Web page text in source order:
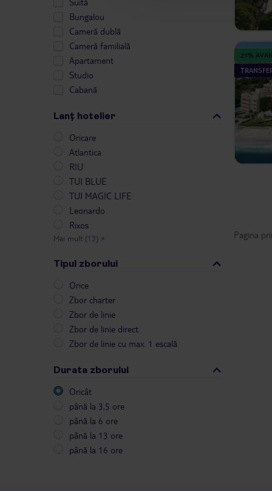
Bungalou
Cameră dublă
Cameră familială
Apartament
Studio
Cabană
Lanț hotelier
Oricare
Atlantica
RIU
TUI BLUE
TUI MAGIC LIFE
Leonardo
Rixos
Mai mult (13) »
Tipul zborului
Orice
Zbor charter
Zbor de linie
Zbor de linie direct
Zbor de linie cu max. 1 escală
Durata zborului
Oricât
până la 3,5 ore
până la 6 ore
până la 13 ore
până la 16 ore
25%
Pagina